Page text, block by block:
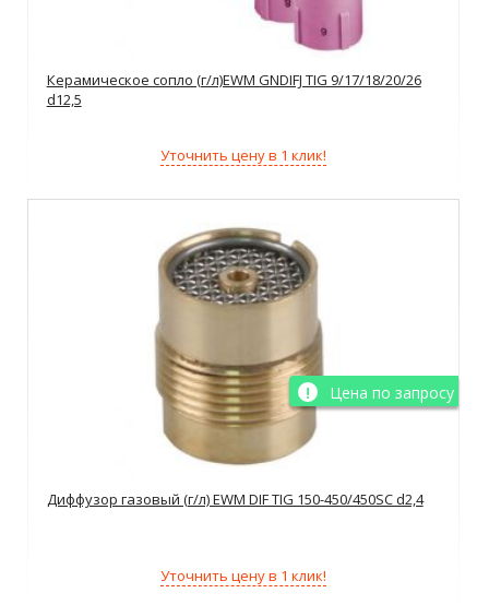
Керамическое сопло (г/л)EWM GNDIFJ TIG 9/17/18/20/26
d12,5
Уточнить цену в 1 клик!
Цена по запросу
Диффузор газовый (г/л) EWM DIF TIG 150-450/450SC d2,4
Уточнить цену в 1 клик!